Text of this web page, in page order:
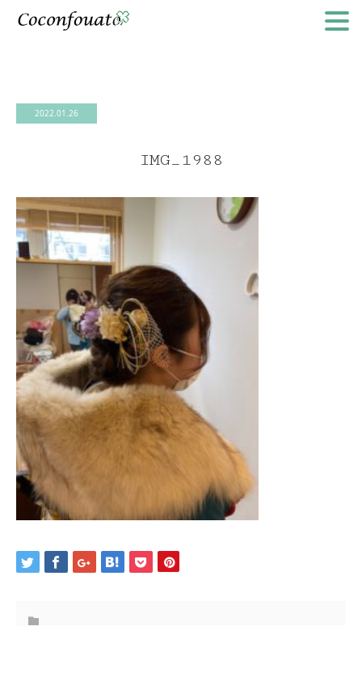
2022.01.26
IMG_1988